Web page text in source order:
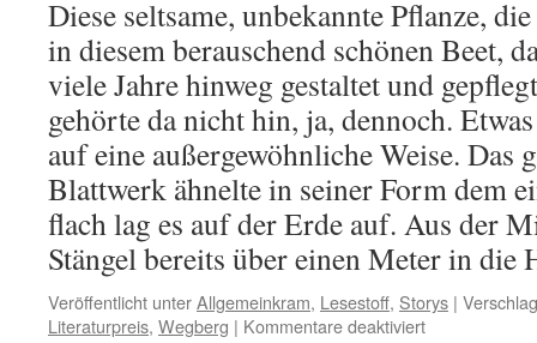
Diese seltsame, unbekannte Pflanze,
in diesem berauschend schönen Beet,
viele Jahre hinweg gestaltet und
gehörte da nicht hin, ja, dennoch.
auf eine außergewöhnliche Weise. Das
Blattwerk ähnelte in seiner Form dem
flach lag es auf der Erde auf. Aus der
Stängel bereits über einen Meter in
Veröffentlicht unterAllgemeinkram, Lesestoff, Storys |
Literaturpreis, Wegberg | Kommentare deaktiviertfür